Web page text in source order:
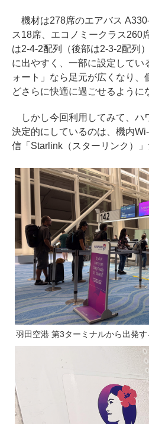
機材は278席のエアバス
ス18席、エコノミークラス260
は2-4-2配列（後部は2-3-2配列
に出やすく、一部に設定してい
ォート」なら足元が広くなり、
どさらに快適に過ごせるように
しかし今回利用してみて、ハ
決定的にしているのは、機内
信「Starlink（スターリンク）」
羽田空港 第3ターミナルから出発す